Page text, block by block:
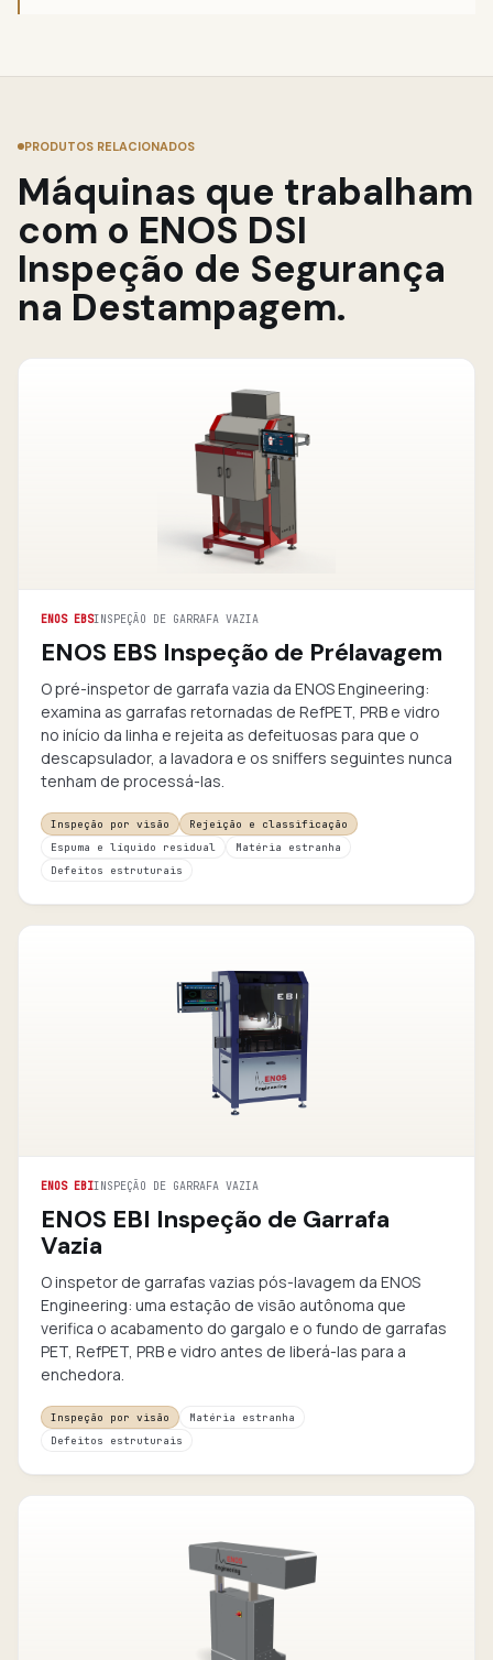
PRODUTOS RELACIONADOS
Máquinas que trabalham
com o ENOS DSI
Inspeção de Segurança
na Destampagem.
ENOS EBSINSPEÇÃO DE GARRAFA VAZIA
ENOS EBS Inspeção de Prélavagem
O pré-inspetor de garrafa vazia da ENOS Engineering:
examina as garrafas retornadas de RefPET, PRB e vidro
no início da linha e rejeita as defeituosas para que o
descapsulador, a lavadora e os sniffers seguintes nunca
tenham de processá-las.
Inspeção por visão
Rejeição e classificação
Espuma e líquido residual
Matéria estranha
Defeitos estruturais
ENOS EBIINSPEÇÃO DE GARRAFA VAZIA
ENOS EBI Inspeção de Garrafa
Vazia
O inspetor de garrafas vazias pós-lavagem da ENOS
Engineering: uma estação de visão autônoma que
verifica o acabamento do gargalo e o fundo de garrafas
PET, RefPET, PRB e vidro antes de liberá-las para a
enchedora.
Inspeção por visão
Matéria estranha
Defeitos estruturais